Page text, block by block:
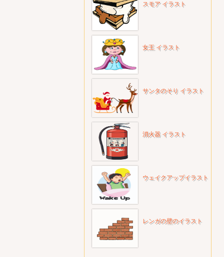
スモア イラスト
女王 イラスト
サンタのそり イラスト
消火器 イラスト
ウェイクアップイラスト
レンガの壁のイラスト